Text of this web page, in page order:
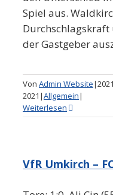
Spiel aus.
Durchschlagskraft
der Gastgeber
Von Admin Website|
2021 |Allgemein|
Weiterlesen
VfR Umkirch –